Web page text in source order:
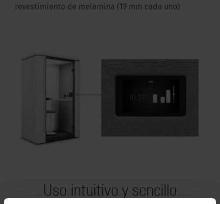
revestimiento de melamina (19 mm cada uno)
Uso intuitivo y sencillo